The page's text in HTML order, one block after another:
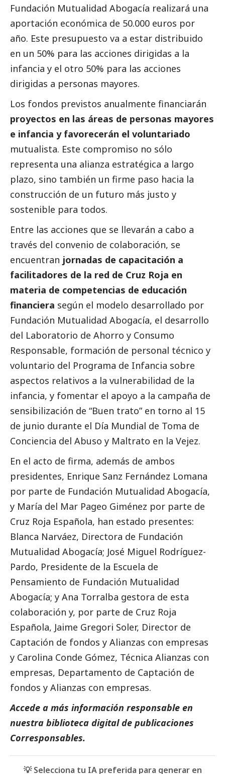
Fundación Mutualidad Abogacía realizará una
aportación económica de 50.000 euros por
año. Este presupuesto va a estar distribuido
en un 50% para las acciones dirigidas a la
infancia y el otro 50% para las acciones
dirigidas a personas mayores.
Los fondos previstos anualmente financiarán
proyectos en las áreas de personas mayores
e infancia y favorecerán el voluntariado
mutualista. Este compromiso no sólo
representa una alianza estratégica a largo
plazo, sino también un firme paso hacia la
construcción de un futuro más justo y
sostenible para todos.
Entre las acciones que se llevarán a cabo a
través del convenio de colaboración, se
encuentran jornadas de capacitación a
facilitadores de la red de Cruz Roja en
materia de competencias de educación
financiera según el modelo desarrollado por
Fundación Mutualidad Abogacía, el desarrollo
del Laboratorio de Ahorro y Consumo
Responsable, formación de personal técnico y
voluntario del Programa de Infancia sobre
aspectos relativos a la vulnerabilidad de la
infancia, y fomentar el apoyo a la campaña de
sensibilización de “Buen trato” en torno al 15
de junio durante el Día Mundial de Toma de
Conciencia del Abuso y Maltrato en la Vejez.
En el acto de firma, además de ambos
presidentes, Enrique Sanz Fernández Lomana
por parte de Fundación Mutualidad Abogacía,
y María del Mar Pageo Giménez por parte de
Cruz Roja Española, han estado presentes:
Blanca Narváez, Directora de Fundación
Mutualidad Abogacía; José Miguel Rodríguez-
Pardo, Presidente de la Escuela de
Pensamiento de Fundación Mutualidad
Abogacía; y Ana Torralba gestora de esta
colaboración y, por parte de Cruz Roja
Española, Jaime Gregori Soler, Director de
Captación de fondos y Alianzas con empresas
y Carolina Conde Gómez, Técnica Alianzas con
empresas, Departamento de Captación de
fondos y Alianzas con empresas.
Accede a más información responsable en
nuestra biblioteca digital de publicaciones
Corresponsables.
💡 Selecciona tu IA preferida para generar en